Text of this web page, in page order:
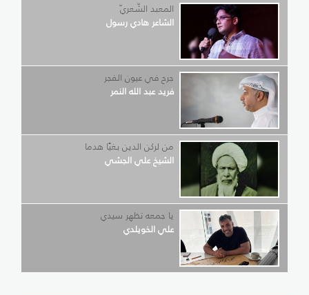
المعبد الشّعريّ
الشاعر هادي رسول
جرح في عيون الفجر
فريد عبد الله النمر
من لركن الدين بغيًا هدما
الشيخ علي الجشي
يا جمعه تظهر سيدي
علي الخويلدي